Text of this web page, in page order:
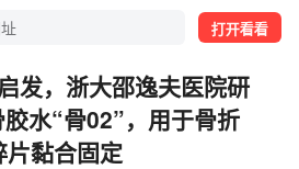
打开看看
发，浙大邵逸夫医院研
水“骨02”，用于骨折
片黏合固定